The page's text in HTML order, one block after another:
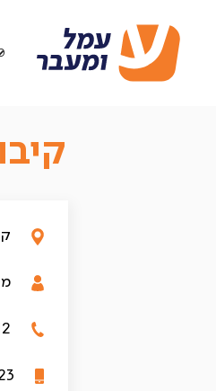
בתי אבות קיבוץ גת